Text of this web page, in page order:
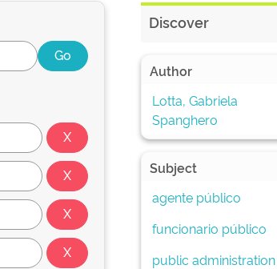
Discover
Author
Lotta, Gabriela
Spanghero
Subject
agente público
funcionario público
public administration